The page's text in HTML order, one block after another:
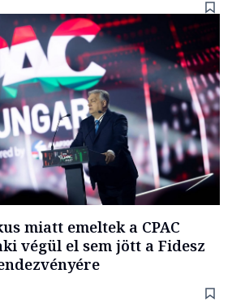
miatt emeltek a CPAC
végül el sem jött a Fidesz